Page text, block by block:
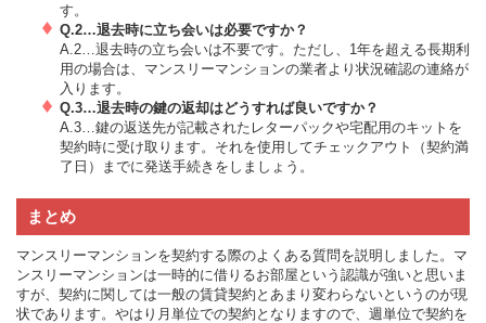
す。
Q.2…退去時に立ち会いは必要ですか？
A.2…退去時の立ち会いは不要です。ただし、1年を超える長期利
用の場合は、マンスリーマンションの業者より状況確認の連絡が
入ります。
Q.3…退去時の鍵の返却はどうすれば良いですか？
A.3…鍵の返送先が記載されたレターパックや宅配用のキットを
契約時に受け取ります。それを使用してチェックアウト（契約満
了日）までに発送手続きをしましょう。
まとめ
マンスリーマンションを契約する際のよくある質問を説明しました。マ
ンスリーマンションは一時的に借りるお部屋という認識が強いと思いま
すが、契約に関しては一般の賃貸契約とあまり変わらないというのが現
状であります。やはり月単位での契約となりますので、週単位で契約を